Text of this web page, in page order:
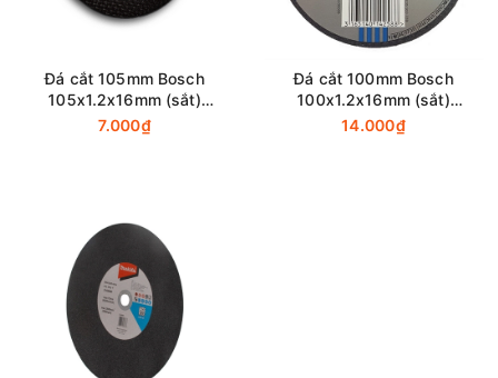
Đá cắt 105mm Bosch
105x1.2x16mm (sắt)
2608619343
7.000₫
Đá cắt 100mm Bosch
100x1.2x16mm (sắt)
2608600266
14.000₫